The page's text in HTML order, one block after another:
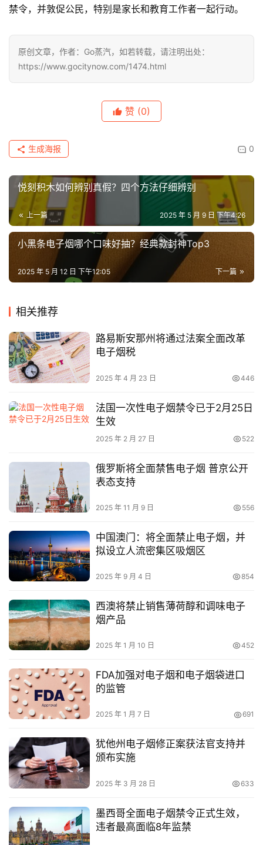
子
烟
讯
电
子
烟
科
一
次
性
电
子
烟
电
子
测
通
配
弹
国
标
系
列
禁令，并敦促公民，特别是家长和教育工作者一起行动。
原创文章，作者：Go蒸汽，如若转载，请注明出处：
https://www.gocitynow.com/1474.html
赞 (0)
0
生成海报
悦刻积木如何辨别真假？四个方法仔细辨别
上一篇 2025 年 5 月 9 日 下午4:26
小黑条电子烟哪个口味好抽？经典款封神Top3
下一篇
2025 年 5 月 12 日 下午12:05
相关推荐
路易斯安那州将通过法案全面改革
电子烟税
2025 年 4 月 23 日 446
法国一次性电子烟禁令已于2月25日
生效
2025 年 2 月 27 日 522
俄罗斯将全面禁售电子烟 普京公开
表态支持
2025 年 11 月 9 日 556
中国澳门：将全面禁止电子烟，并
拟设立人流密集区吸烟区
2025 年 9 月 4 日 854
西澳将禁止销售薄荷醇和调味电子
烟产品
2025 年 1 月 10 日 452
FDA加强对电子烟和电子烟袋进口
的监管
2025 年 1 月 7 日 691
犹他州电子烟修正案获法官支持并
颁布实施
2025 年 3 月 28 日 633
墨西哥全面电子烟禁令正式生效，
违者最高面临8年监禁